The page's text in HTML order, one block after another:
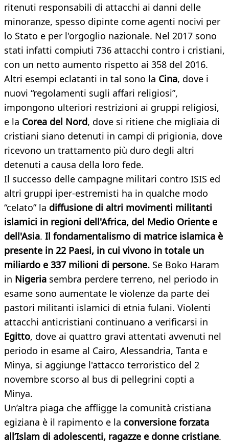
ritenuti responsabili di attacchi ai danni delle
minoranze, spesso dipinte come agenti nocivi per
lo Stato e per l'orgoglio nazionale. Nel 2017 sono
stati infatti compiuti 736 attacchi contro i cristiani,
con un netto aumento rispetto ai 358 del 2016.
Altri esempi eclatanti in tal sono la Cina, dove i
nuovi “regolamenti sugli affari religiosi”,
impongono ulteriori restrizioni ai gruppi religiosi,
e la Corea del Nord, dove si ritiene che migliaia di
cristiani siano detenuti in campi di prigionia, dove
ricevono un trattamento più duro degli altri
detenuti a causa della loro fede.
Il successo delle campagne militari contro ISIS ed
altri gruppi iper-estremisti ha in qualche modo
“celato” la diffusione di altri movimenti militanti
islamici in regioni dell'Africa, del Medio Oriente e
dell'Asia. Il fondamentalismo di matrice islamica è
presente in 22 Paesi, in cui vivono in totale un
miliardo e 337 milioni di persone. Se Boko Haram
in Nigeria sembra perdere terreno, nel periodo in
esame sono aumentate le violenze da parte dei
pastori militanti islamici di etnia fulani. Violenti
attacchi anticristiani continuano a verificarsi in
Egitto, dove ai quattro gravi attentati avvenuti nel
periodo in esame al Cairo, Alessandria, Tanta e
Minya, si aggiunge l'attacco terroristico del 2
novembre scorso al bus di pellegrini copti a
Minya.
Un’altra piaga che affligge la comunità cristiana
egiziana è il rapimento e la conversione forzata
all’Islam di adolescenti, ragazze e donne cristiane.